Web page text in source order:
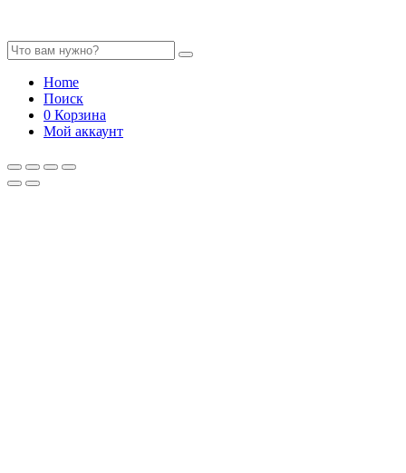
Home
Поиск
0 Корзина
Мой аккаунт